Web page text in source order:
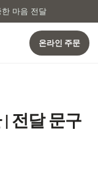
마음 전달
온라인 주문
전달 문구